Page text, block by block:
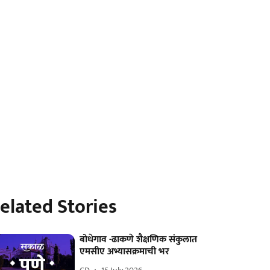
Stories
बोधेगाव -ढाकणे शैक्षणिक संकुलात
एमसीए अभ्यासक्रमाची भर